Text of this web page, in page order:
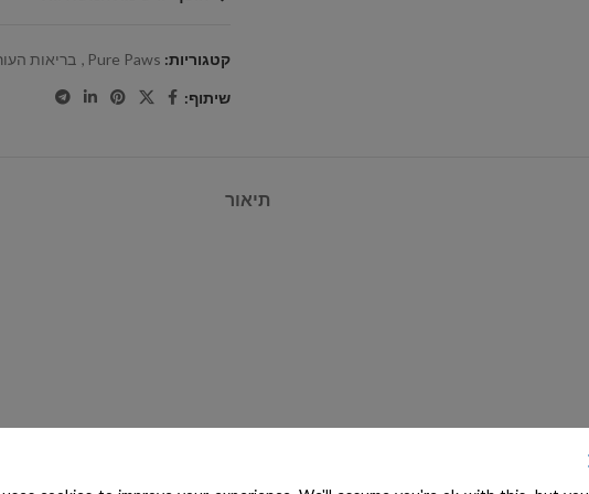
קטגוריות: Pure Paws
, בריאות
שיתוף:
תיאור